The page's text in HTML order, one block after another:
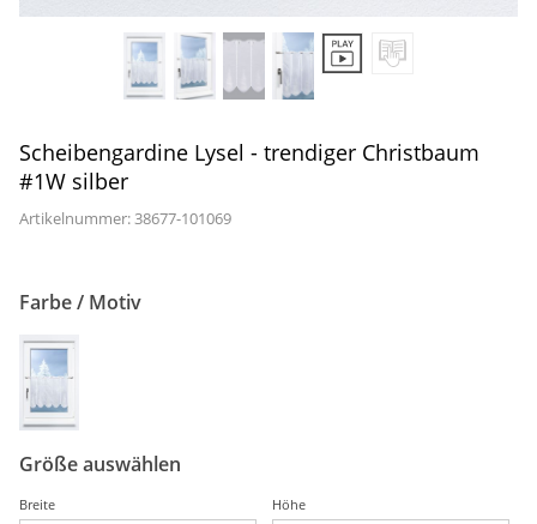
Gardinenstange
Scheibengardine Lysel - trendiger Christbaum
#1W silber
Artikelnummer: 38677-101069
Farbe / Motiv
Größe auswählen
Breite Höhe